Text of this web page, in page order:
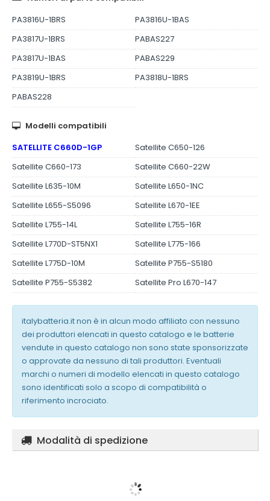
PA3816U-1BRS
PA3816U-1BAS
PA3817U-1BRS
PABAS227
PA3817U-1BAS
PABAS229
PA3819U-1BRS
PA3818U-1BRS
PABAS228
Modelli compatibili
SATELLITE C660D-1GP
Satellite C650-126
Satellite C660-173
Satellite C660-22W
Satellite L635-10M
Satellite L650-1NC
Satellite L655-S5096
Satellite L670-1EE
Satellite L755-14L
Satellite L755-16R
Satellite L770D-ST5NX1
Satellite L775-166
Satellite L775D-10M
Satellite P755-S5180
Satellite P755-S5382
Satellite Pro L670-147
italybatteria.it non è in alcun modo affiliato con nessuno
dei produttori elencati in questo catalogo e le batterie
vendute in questo catalogo non sono state sponsorizzate
o approvate da nessuno di tali produttori. Eventuali
marchi o numeri di modello elencati in questo catalogo
sono identificati solo a scopo di compatibilità o
riferimento incrociato.
Modalità di spedizione